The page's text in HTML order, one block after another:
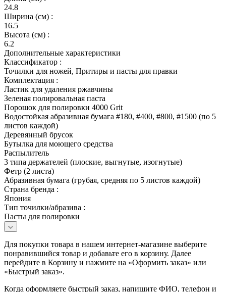
24.8
Ширина (см) :
16.5
Высота (см) :
6.2
Дополнительные характеристики
Классификатор :
Точилки для ножей, Притиры и пасты для правки
Комплектация :
Ластик для удаления ржавчины
Зеленая полировальная паста
Порошок для полировки 4000 Grit
Водостойкая абразивная бумага #180, #400, #800, #1500 (по 5
листов каждой)
Деревянный брусок
Бутылка для моющего средства
Распылитель
3 типа держателей (плоские, выгнутые, изогнутые)
Фетр (2 листа)
Абразивная бумага (грубая, средняя по 5 листов каждой)
Страна бренда :
Япония
Тип точилки/абразива :
Пасты для полировки
Для покупки товара в нашем интернет-магазине выберите
понравившийся товар и добавьте его в корзину. Далее
перейдите в Корзину и нажмите на «Оформить заказ» или
«Быстрый заказ».
Когда оформляете быстрый заказ, напишите ФИО, телефон и